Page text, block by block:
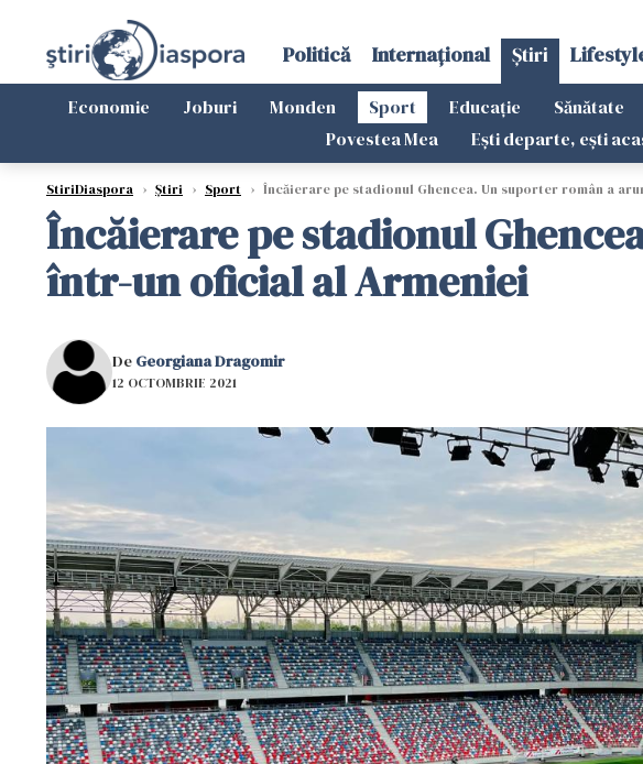
Politică Internațional Știri
Economie Joburi Monden Sport Educație Sănătate
Povestea Mea
Ești departe, ești
StiriDiaspora › Știri › Sport › Încăierare pe stadionul Ghencea. Un suporter român a
Încăierare pe stadionul
într-un oficial al Armeniei
De Georgiana Dragomir
12 OCTOMBRIE 2021